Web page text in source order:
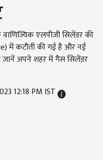
के वाणिज्यिक एलपीजी सिलेंडर की
में कटौती की गई है और नई
जानें अपने शहर में गैस सिलेंडर
12:18 PM IST